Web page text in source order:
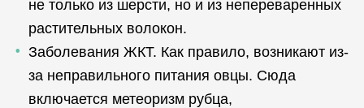
не только из шерсти, но и из непереваренных
растительных волокон.
Заболевания ЖКТ. Как правило, возникают из-
за неправильного питания овцы. Сюда
включается метеоризм рубца,